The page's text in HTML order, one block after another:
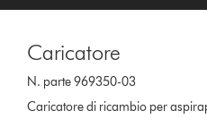
Caricatore
N. parte 969350-03
Caricatore di ricambio per